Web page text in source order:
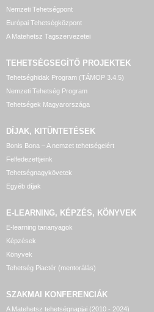
Nemzeti Tehetségpont
Európai Tehetségközpont
A Matehetsz Tagszervezetei
TEHETSÉGSEGÍTŐ PROJEKTEK
Tehetséghidak Program (TÁMOP 3.4.5)
Nemzeti Tehetség Program
Tehetségek Magyarországa
DÍJAK, KITÜNTETÉSEK
Bonis Bona – A nemzet tehetségeiért
Felfedezettjeink
Tehetségnagykövetek
Egyéb díjak
E-LEARNING, KÉPZÉS, KÖNYVEK
E-learning tananyagok
Képzések
Könyvek
Tehetség Piactér (mentorálás)
SZAKMAI KONFERENCIÁK
A Matehetsz tehetségnapjai (2010 - 2024)